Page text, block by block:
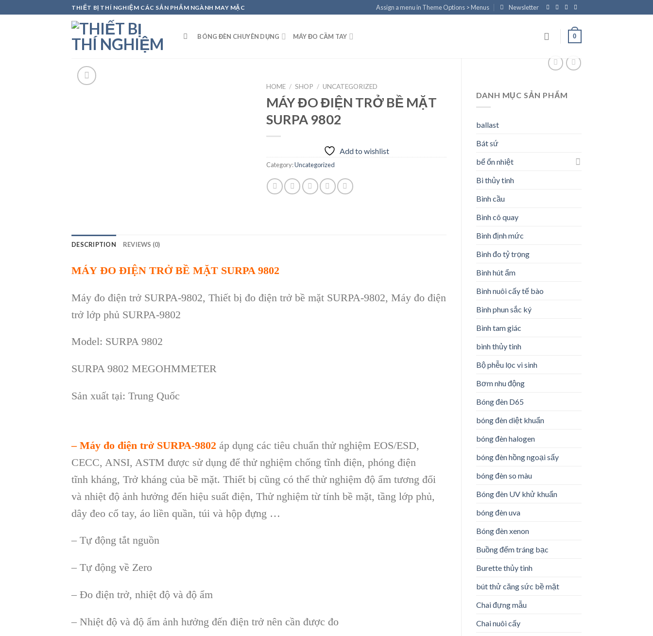
to
THIẾT BỊ THÍ NGHIỆM CÁC SẢN PHẨM NGÀNH MAY MẶC Assign a menu in Theme Options > Menus Newsletter
BÓNG ĐÈN CHUYÊN DỤNG MÁY ĐO CẦM TAY 0
DANH MỤC SẢN PHẨM
ballast
Bát sứ
bể ổn nhiệt
Bi thủy tinh
Bình cầu
Bình cô quay
Bình định mức
Bình đo tỷ trọng
Bình hút ẩm
Bình nuôi cấy tế bào
Bình phun sắc ký
Bình tam giác
bình thủy tinh
Bộ phễu lọc vi sinh
Bơm nhu động
Bóng đèn D65
bóng đèn diệt khuẩn
bóng đèn halogen
bóng đèn hồng ngoại sấy
bóng đèn so màu
Bóng đèn UV khử khuẩn
bóng đèn uva
Bóng đèn xenon
Buồng đếm tráng bạc
Burette thủy tinh
bút thử căng sức bề mặt
Chai đựng mẫu
Chai nuôi cấy
HOME / SHOP / UNCATEGORIZED
MÁY ĐO ĐIỆN TRỞ BỀ MẶT
SURPA 9802
Add to wishlist
Category:Uncategorized
DESCRIPTION REVIEWS (0)
MÁY ĐO ĐIỆN TRỞ BỀ MẶT SURPA 9802
Máy đo điện trở SURPA-9802, Thiết bị đo điện trở bề mặt SURPA-9802, Máy đo điện
trở lớp phủ SURPA-9802
Model: SURPA 9802
SURPA 9802 MEGOHMMETER
Sản xuất tại: Trung Quốc
– Máy đo điện trở SURPA-9802 áp dụng các tiêu chuẩn thửnghiệm EOS/ESD,
CECC, ANSI, ASTM được sử dụng để thử nghiệm chống tĩnh điện, phóng điện
tĩnh kháng, Trở kháng của bề mặt. Thiết bị cũng có thể thử nghiệm độ ẩm tương đối
và nhiệt độ ảnh hưởng đến hiệu suất điện, Thử nghiệm từtính bề mặt, tầng lớp phủ,
dây đeo cổ tay, áo liền quần, túi và hộp đựng …
– Tự động tắt nguồn
– Tựđộng về Zero
– Đo điện trở, nhiệt độ và độ ẩm
– Nhiệt độ và độ ẩm ảnh hưởng đến điện trở nên cần được đo